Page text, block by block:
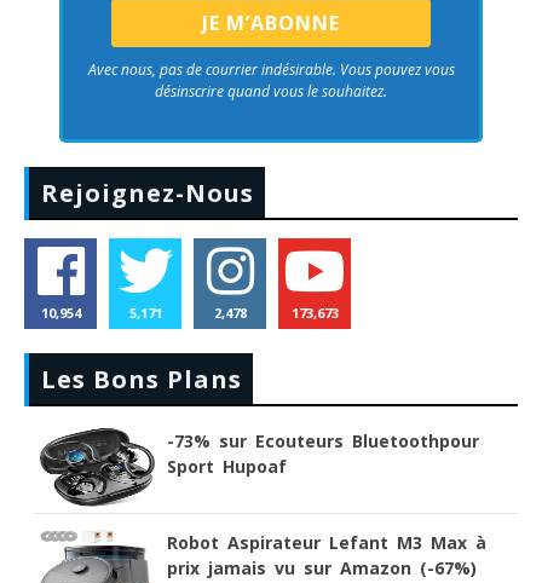
Avec nous, pas de courrier indésirable. Vous pouvez vous
désinscrire quand vous le souhaitez.
Rejoignez-Nous
10,954 5,171 2,478 173,673
Les Bons Plans
-73% sur Ecouteurs Bluetoothpour
Sport Hupoaf
Robot Aspirateur Lefant M3 Max à
prix jamais vu sur Amazon (-67%)